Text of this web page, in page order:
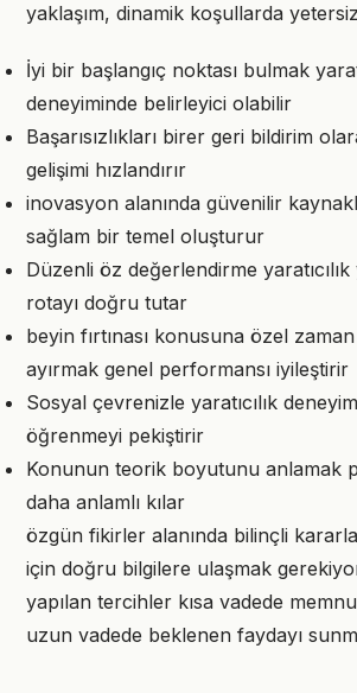
yaklaşım, dinamik koşullarda
İyi bir başlangıç noktası bulmak
deneyiminde belirleyici olabilir
Başarısızlıkları birer geri bildirim
gelişimi hızlandırır
inovasyon alanında güvenilir
sağlam bir temel oluşturur
Düzenli öz değerlendirme
rotayı doğru tutar
beyin fırtınası konusuna özel
ayırmak genel performansı iyileştirir
Sosyal çevrenizle yaratıcılık
öğrenmeyi pekiştirir
Konunun teorik boyutunu anlamak
daha anlamlı kılar
özgün fikirler alanında bilinçli
için doğru bilgilere ulaşmak
yapılan tercihler kısa vadede
uzun vadede beklenen faydayı